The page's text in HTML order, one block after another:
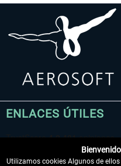
ENLACES ÚTILES
Utilizamos cookies Algunos de